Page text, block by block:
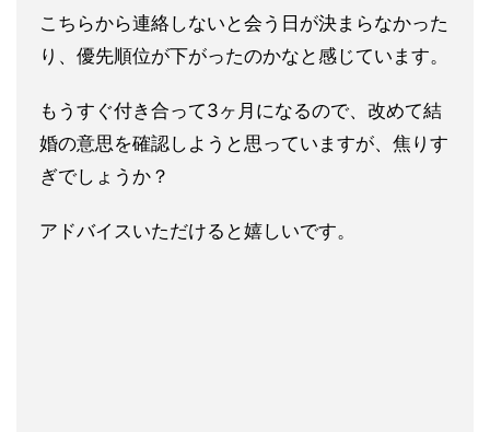
こちらから連絡しないと会う日が決まらなかった
り、優先順位が下がったのかなと感じています。
もうすぐ付き合って3ヶ月になるので、改めて結
婚の意思を確認しようと思っていますが、焦りす
ぎでしょうか？
アドバイスいただけると嬉しいです。